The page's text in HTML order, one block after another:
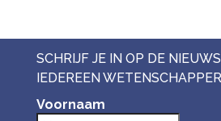
SCHRIJF JE IN OP DE
IEDEREEN WETENSCHAPPER
Voornaam